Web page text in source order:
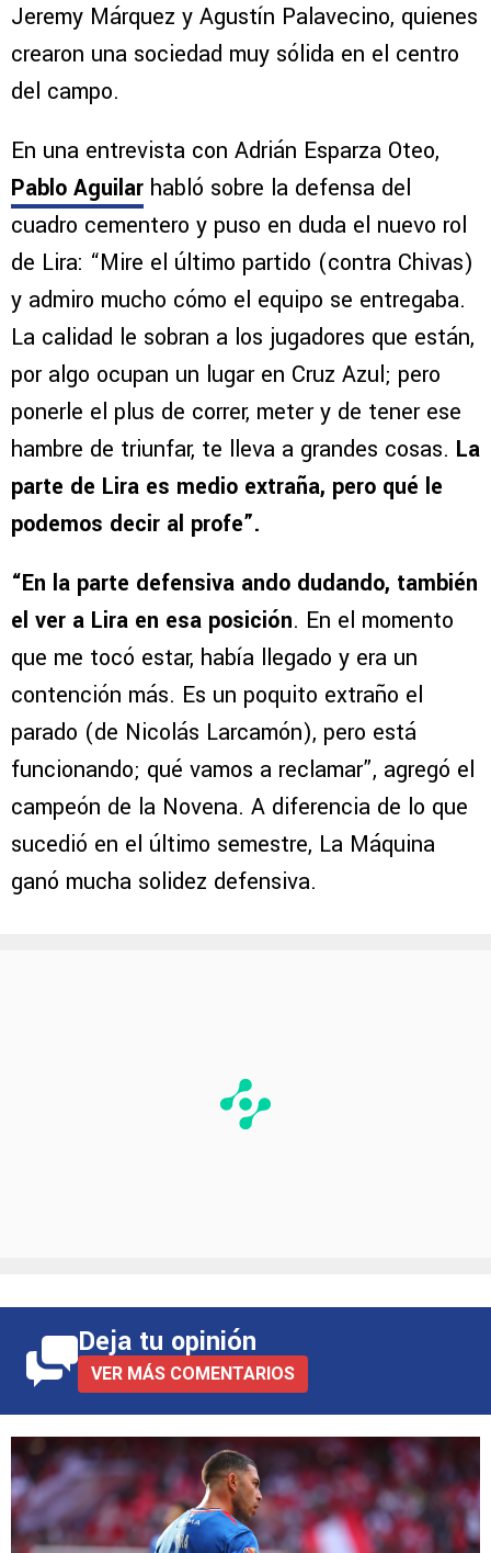
Jeremy Márquez y Agustín Palavecino, quienes
crearon una sociedad muy sólida en el centro
del campo.
En una entrevista con Adrián Esparza Oteo,
Pablo Aguilar habló sobre la defensa del
cuadro cementero y puso en duda el nuevo rol
de Lira: “Mire el último partido (contra Chivas)
y admiro mucho cómo el equipo se entregaba.
La calidad le sobran a los jugadores que están,
por algo ocupan un lugar en Cruz Azul; pero
ponerle el plus de correr, meter y de tener ese
hambre de triunfar, te lleva a grandes cosas. La
parte de Lira es medio extraña, pero qué le
podemos decir al profe”.
“En la parte defensiva ando dudando, también
el ver a Lira en esa posición. En el momento
que me tocó estar, había llegado y era un
contención más. Es un poquito extraño el
parado (de Nicolás Larcamón), pero está
funcionando; qué vamos a reclamar”, agregó el
campeón de la Novena. A diferencia de lo que
sucedió en el último semestre, La Máquina
ganó mucha solidez defensiva.
Deja tu opinión
VER MÁS COMENTARIOS